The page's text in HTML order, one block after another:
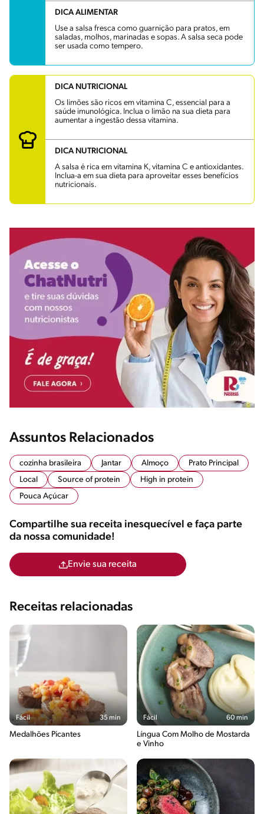
DICA ALIMENTAR
Use a salsa fresca como guarnição para pratos, em
saladas, molhos, marinadas e sopas. A salsa seca pode
ser usada como tempero.
DICA NUTRICIONAL
Os limões são ricos em vitamina C, essencial para a
saúde imunológica. Inclua o limão na sua dieta para
aumentar a ingestão dessa vitamina.
DICA NUTRICIONAL
A salsa é rica em vitamina K, vitamina C e antioxidantes.
Inclua-a em sua dieta para aproveitar esses benefícios
nutricionais.
Assuntos Relacionados
cozinha brasileira Jantar Almoço
Prato Principal
Local
Source of protein
High in protein
Pouca Açúcar
Compartilhe sua receita inesquecível e faça parte
da nossa comunidade!
Envie sua receita
Receitas relacionadas
Fácil 35 min
Medalhões Picantes
Fácil 60 min
Língua Com Molho de Mostarda
e Vinho